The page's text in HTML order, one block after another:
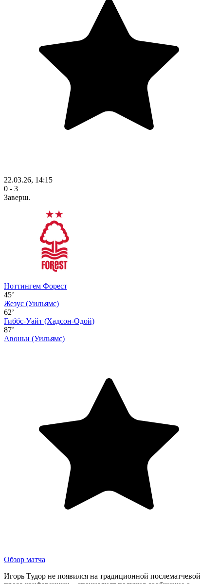
22.03.26, 14:15
0 - 3
Заверш.
Ноттингем Форест
45’
Жезус (Уильямс)
62’
Гиббс-Уайт (Хадсон-Одой)
87’
Авоньи (Уильямс)
Обзор матча
Игорь Тудор не появился на традиционной послематчевой